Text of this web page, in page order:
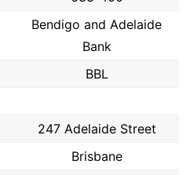
Bendigo and Adelaide
Bank
BBL
247 Adelaide Street
Brisbane